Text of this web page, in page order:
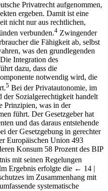
Privatrecht aufgenommen,
ergeben. Damit ist eine
nicht nur aus rechtlichen,
verbunden.4 Zwingender
die Fähigkeit ab, selbst
was den grundlegenden
Integration des
dazu, dass die
notwendig wird, die
5 Bei der Privatautonomie, im
der Sozialgerechtigkeit handelt
Prinzipien, was in der
führt. Der Gesetzgeber hat
und das daraus entstehende
der Gesetzgebung in gerechter
Europäischen Union 493
Konsum 58 Prozent des BIP
mit seinen Regelungen
Ergebnis erfolgte die ← 14 |
im Zusammenhang mit
systematische